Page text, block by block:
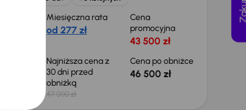
Miesięczna rata
od 277 zł
Cena
promocyjna
43 500 zł
Najniższa cena z
30 dni przed
obniżką
47 000 zł
Cena po obniżce
46 500 zł